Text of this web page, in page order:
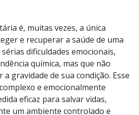
é, muitas vezes, a única
e recuperar a saúde de uma
dificuldades emocionais,
química, mas que não
gravidade de sua condição. Esse
e emocionalmente
eficaz para salvar vidas,
um ambiente controlado e